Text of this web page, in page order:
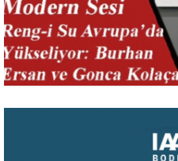
2 – 6
Bodrum Retro